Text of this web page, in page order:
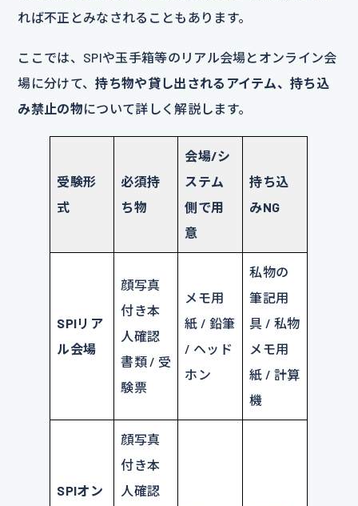
れば不正とみなされることもあります。
ここでは、SPIや玉手箱等のリアル会場とオンライン会
場に分けて、持ち物や貸し出されるアイテム、持ち込
み禁止の物について詳しく解説します。
受験形
式
必須持
ち物
会場/シ
ステム
側で用
意
持ち込
みNG
SPIリア
ル会場
顔写真
付き本
人確認
書類 / 受
験票
メモ用
紙 / 鉛筆
/ ヘッド
ホン
私物の
筆記用
具 / 私物
メモ用
紙 / 計算
機
SPIオン
顔写真
付き本
人確認